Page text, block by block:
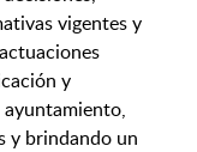
vigentes y
y
y brindando un